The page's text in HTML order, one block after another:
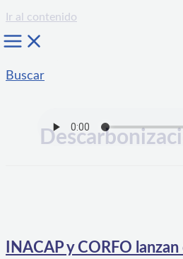
Ir al contenido
Buscar
INACAP y CORFO